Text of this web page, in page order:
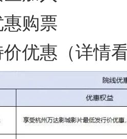
购票
优惠（详情